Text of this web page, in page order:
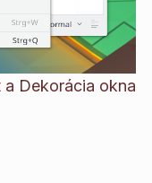
a Dekorácia okna